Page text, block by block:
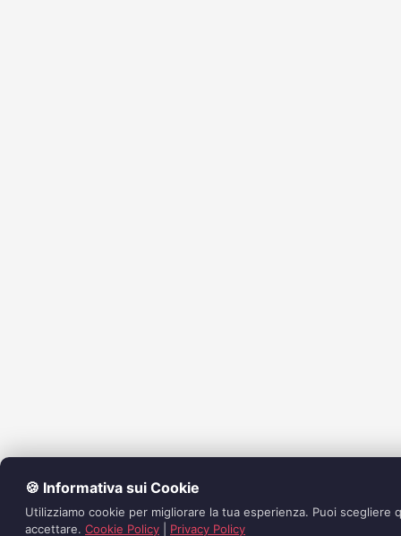
🍪 Informativa sui Cookie
Utilizziamo cookie per migliorare la tua esperienza. Puoi scegliere
accettare. Cookie Policy Privacy Policy